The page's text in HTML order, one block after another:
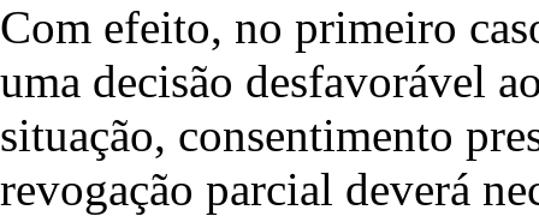
Com efeito, no primeiro
uma decisão desfavorável
situação, consentimento
revogação parcial deverá